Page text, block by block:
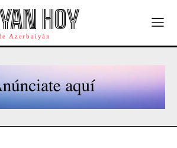
HOY
Azerbaiyán